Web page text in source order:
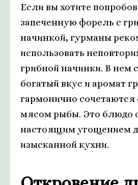
Если вы хотите
запеченную форель с
начинкой, гурманы
использовать
грибной начинки. В нем
богатый вкус и аромат
гармонично
мясом рыбы. Это блюдо
настоящим угощением
изысканной кухни.